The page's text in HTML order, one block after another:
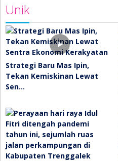
Unik
Strategi Baru Mas Ipin,
Tekan Kemiskinan Lewat
Sen…